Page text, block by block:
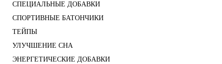
СПЕЦИАЛЬНЫЕ ДОБАВКИ
СПОРТИВНЫЕ БАТОНЧИКИ
ТЕЙПЫ
УЛУЧШЕНИЕ СНА
ЭНЕРГЕТИЧЕСКИЕ ДОБАВКИ